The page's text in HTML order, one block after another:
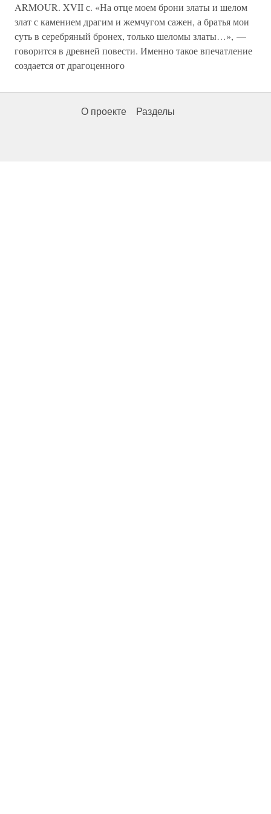
ARMOUR. XVII с. «На отце моем брони златы и шелом
злат с камением драгим и жемчугом сажен, а братья мои
суть в серебряный бронех, только шеломы златы…», —
говорится в древней повести. Именно такое впечатление
создается от драгоценного
О проекте Разделы